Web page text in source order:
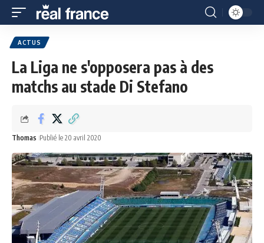
ACTUS
La Liga ne s'opposera pas à des
matchs au stade Di Stefano
Thomas Publié le 20 avril 2020